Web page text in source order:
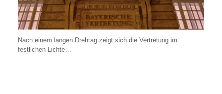
Nach einem langen Drehtag zeigt sich die Vertretung im
festlichen Lichte…